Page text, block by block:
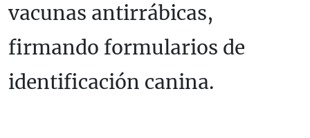
vacunas antirrábicas,
firmando formularios de
identificación canina.